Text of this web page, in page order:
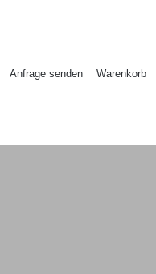
Anfrage senden Warenkorb